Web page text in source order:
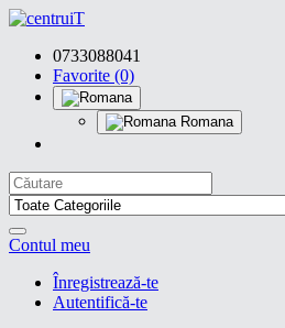
0733088041
Favorite (0)
Romana
Contul meu
Înregistrează-te
Autentifică-te